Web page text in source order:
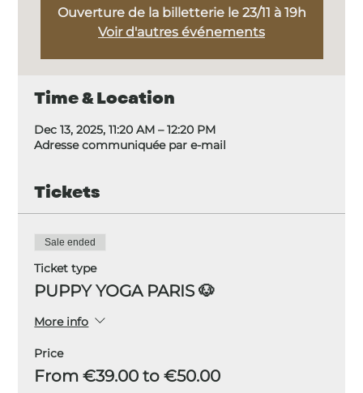
Ouverture de la billetterie le 23/11 à 19h
Voir d'autres événements
Time & Location
Dec 13, 2025, 11:20 AM – 12:20 PM
Adresse communiquée par e-mail
Tickets
Sale ended
Ticket type
PUPPY YOGA PARIS 🐶
More info
Price
From €39.00 to €50.00